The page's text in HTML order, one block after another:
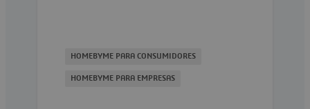
HOMEBYME PARA CONSUMIDORES
HOMEBYME PARA EMPRESAS